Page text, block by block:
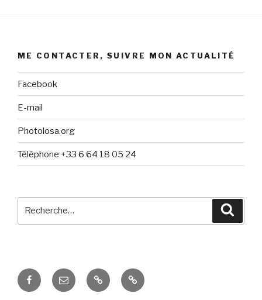
ME CONTACTER, SUIVRE MON ACTUALITÉ
Facebook
E-mail
Photolosa.org
Téléphone +33 6 64 18 05 24
Facebook
E-
mail
Photolosa.org
Téléphone
+33